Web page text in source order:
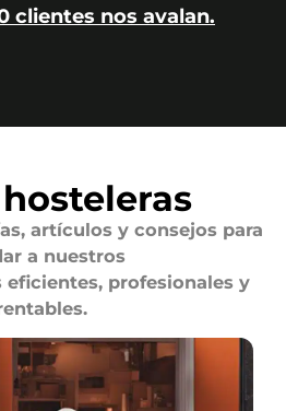
clientes nos avalan.
artículos y consejos para
a nuestros
eficientes, profesionales y